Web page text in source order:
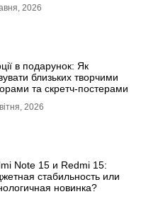
2026
в подарунок: Як
близьких творчими
та скретч-постерами
2026
Note 15 и Redmi 15:
стабильность или
новинка?